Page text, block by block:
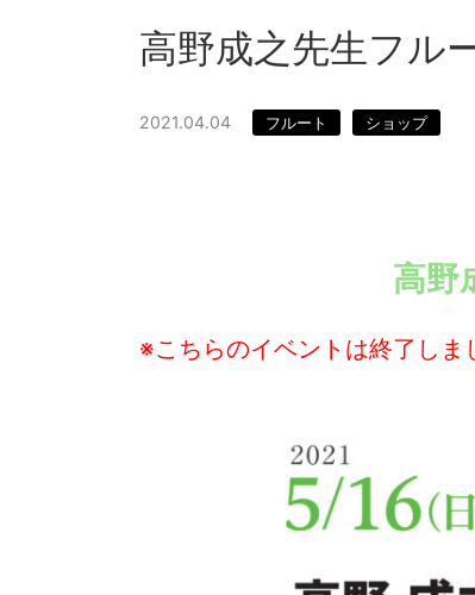
高野成之先生フル
2021.04.04 フルート ショップ
高野
※こちらのイベントは終了しま